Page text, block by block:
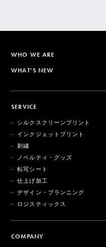
WHO WE ARE
WHAT'S NEW
SERVICE
シルクスクリーンプリント
インクジェットプリント
刺繍
ノベルティ・グッズ
転写シート
仕上げ加工
デザイン・プランニング
ロジスティックス
COMPANY